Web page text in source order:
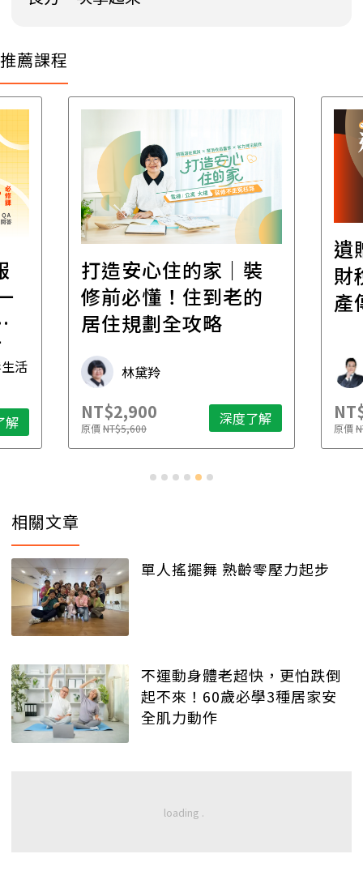
推薦課程
活
解
打造安心住的家｜裝
修前必懂！住到老的
居住規劃全攻略
林黛羚
NT$2,900
原價NT$5,600 深度了解
遺
財
產
原價
相關文章
單人搖擺舞 熟齡零壓力起步
不運動身體老超快，更怕跌倒
起不來！60歲必學3種居家安
全肌力動作